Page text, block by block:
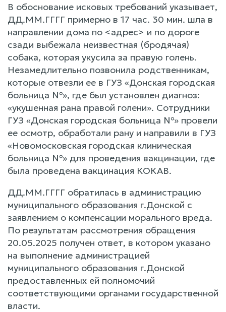
В обоснование исковых требований указывает,
ДД.ММ.ГГГГ примерно в 17 час. 30 мин. шла в
направлении дома по <адрес> и по дороге
сзади выбежала неизвестная (бродячая)
собака, которая укусила за правую голень.
Незамедлительно позвонила родственникам,
которые отвезли ее в ГУЗ «Донская городская
больница №», где был установлен диагноз:
«укушенная рана правой голени». Сотрудники
ГУЗ «Донская городская больница №» провели
ее осмотр, обработали рану и направили в ГУЗ
«Новомосковская городская клиническая
больница №» для проведения вакцинации, где
была проведена вакцинация КОКАВ.
ДД.ММ.ГГГГ обратилась в администрацию
муниципального образования г.Донской с
заявлением о компенсации морального вреда.
По результатам рассмотрения обращения
20.05.2025 получен ответ, в котором указано
на выполнение администрацией
муниципального образования г.Донской
предоставленных ей полномочий
соответствующими органами государственной
власти.